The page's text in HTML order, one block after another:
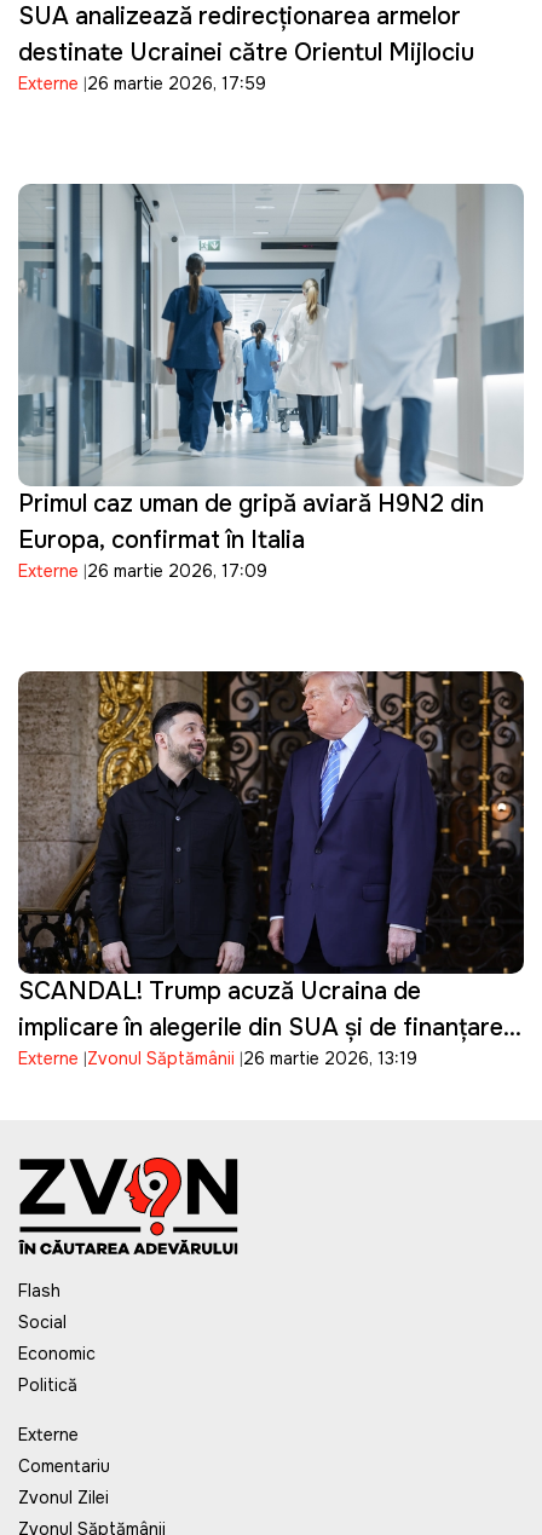
SUA analizează redirecționarea armelor
destinate Ucrainei către Orientul Mijlociu
Externe 26 martie 2026, 17:59
Primul caz uman de gripă aviară H9N2 din
Europa, confirmat în Italia
Externe 26 martie 2026, 17:09
SCANDAL! Trump acuză Ucraina de
implicare în alegerile din SUA și de finanțarea
campaniei lui Biden
Externe Zvonul Săptămânii 26 martie 2026, 13:19
Flash
Social
Economic
Politică
Externe
Comentariu
Zvonul Zilei
Zvonul Săptămânii